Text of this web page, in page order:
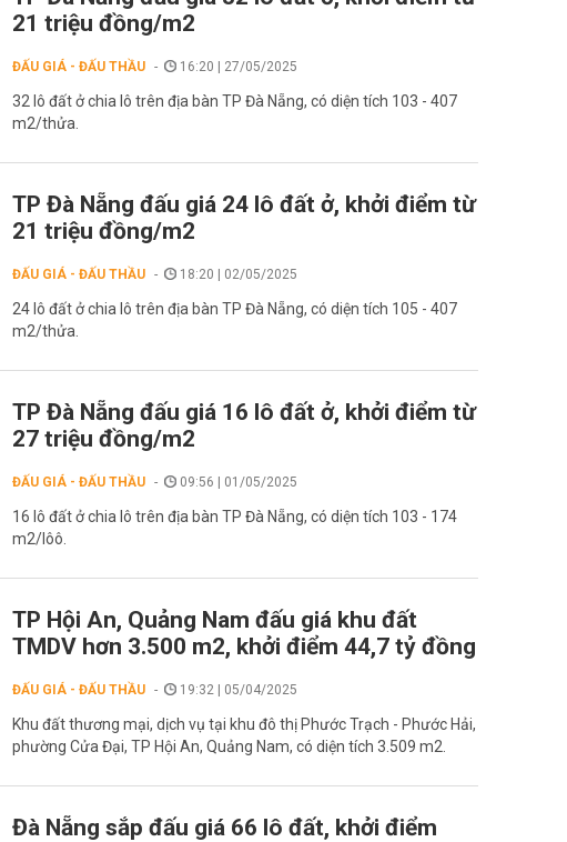
21 triệu đồng/m2
ĐẤU GIÁ - ĐẤU THẦU 16:20 | 27/05/2025
32 lô đất ở chia lô trên địa bàn TP Đà Nẵng, có diện tích 103 - 407
m2/thửa.
TP Đà Nẵng đấu giá 24 lô đất ở, khởi điểm từ
21 triệu đồng/m2
ĐẤU GIÁ - ĐẤU THẦU 18:20 | 02/05/2025
24 lô đất ở chia lô trên địa bàn TP Đà Nẵng, có diện tích 105 - 407
m2/thửa.
TP Đà Nẵng đấu giá 16 lô đất ở, khởi điểm từ
27 triệu đồng/m2
ĐẤU GIÁ - ĐẤU THẦU 09:56 | 01/05/2025
16 lô đất ở chia lô trên địa bàn TP Đà Nẵng, có diện tích 103 - 174
m2/lôô.
TP Hội An, Quảng Nam đấu giá khu đất
TMDV hơn 3.500 m2, khởi điểm 44,7 tỷ đồng
ĐẤU GIÁ - ĐẤU THẦU 19:32 | 05/04/2025
Khu đất thương mại, dịch vụ tại khu đô thị Phước Trạch - Phước Hải,
phường Cửa Đại, TP Hội An, Quảng Nam, có diện tích 3.509 m2.
Đà Nẵng sắp đấu giá 66 lô đất, khởi điểm